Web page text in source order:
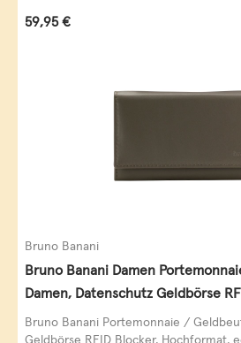
Regulärer Preis:
59,95 €
Bruno Banani
Bruno Banani Damen
Damen, Datenschutz Geldbörse
Querformat, echt Leder, taupe
Bruno Banani Portemonnaie /
Geldbörse RFID Blocker, Hochformat,